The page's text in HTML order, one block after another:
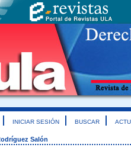
INICIAR SESIÓN BUSCAR
Salón